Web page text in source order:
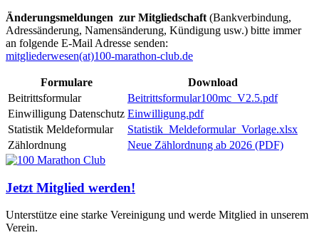
Änderungsmeldungen zur Mitgliedschaft (Bankverbindung,
Adressänderung, Namensänderung, Kündigung usw.) bitte immer
an folgende E-Mail Adresse senden:
mitgliederwesen(at)100-marathon-club.de
Formulare
Download
Beitrittsformular
Beitrittsformular100mc_V2.5.pdf
Einwilligung Datenschutz Einwilligung.pdf
Statistik Meldeformular
Statistik_Meldeformular_Vorlage.xlsx
Zählordnung
Neue Zählordnung ab 2026 (PDF)
Jetzt Mitglied werden!
Unterstütze eine starke Vereinigung und werde Mitglied in unserem
Verein.